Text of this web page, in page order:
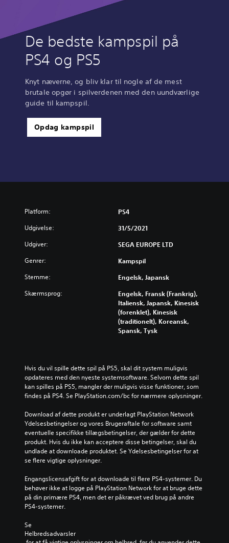
De bedste kampspil på
PS4 og PS5
Knyt næverne, og bliv klar til nogle af de mest
brutale opgør i spilverdenen med den uundværlige
guide til kampspil.
Opdag kampspil
Platform: PS4
Udgivelse: 31/5/2021
Udgiver: SEGA EUROPE LTD
Genrer: Kampspil
Stemme: Engelsk, Japansk
Skærmsprog:
Engelsk, Fransk (Frankrig),
Italiensk, Japansk, Kinesisk
(forenklet), Kinesisk
(traditionelt), Koreansk,
Spansk, Tysk
Hvis du vil spille dette spil på PS5, skal dit system muligvis
opdateres med den nyeste systemsoftware. Selvom dette spil
kan spilles på PS5, mangler der muligvis visse funktioner, som
findes på PS4. Se PlayStation.com/bc for nærmere oplysninger.
Download af dette produkt er underlagt PlayStation Network
Ydelsesbetingelser og vores Brugeraftale for software samt
eventuelle specifikke tillægsbetingelser, der gælder for dette
produkt. Hvis du ikke kan acceptere disse betingelser, skal du
undlade at downloade produktet. Se Ydelsesbetingelser for at
se flere vigtige oplysninger.
Engangslicensafgift for at downloade til flere PS4-systemer. Du
behøver ikke at logge på PlayStation Network for at bruge dette
på din primære PS4, men det er påkrævet ved brug på andre
PS4-systemer.
Se
Helbredsadvarsler